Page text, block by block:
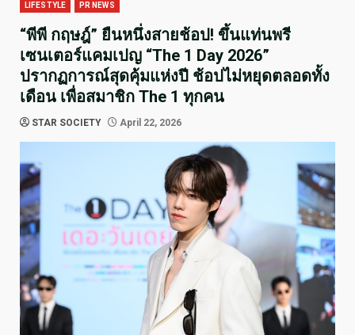
LIFESTYLE PR NEWS
“พีพี กฤษฎ์” ยืนหนึ่งสายช้อป! ขึ้นแท่นพรี
เซนเตอร์แคมเปญ “The 1 Day 2026”
ปรากฏการณ์สุดคุ้มแห่งปี ช้อปไม่หยุดตลอดทั้ง
เดือน เพื่อสมาชิก The 1 ทุกคน
STAR SOCIETY April 22, 2026